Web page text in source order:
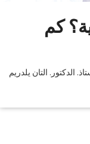
كم
الدكتور. التان يلدريم